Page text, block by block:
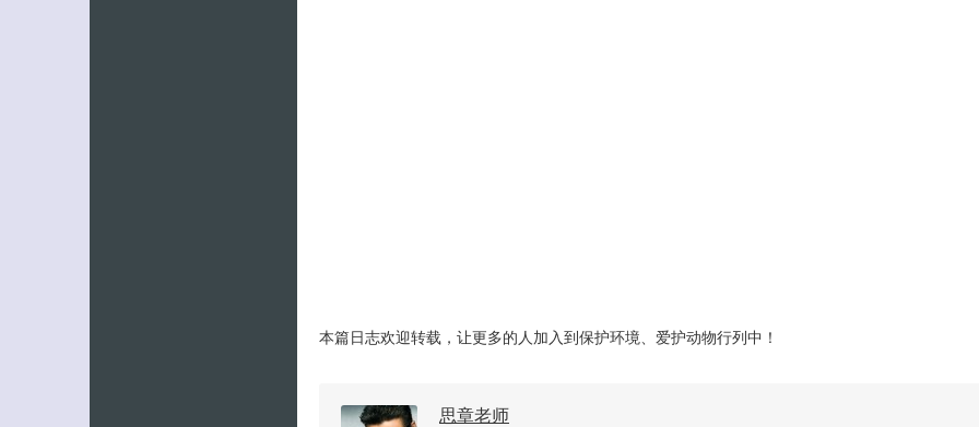
本篇日志欢迎转载，让更多的人加入到保护环境、爱护动物行列中！
思章老师